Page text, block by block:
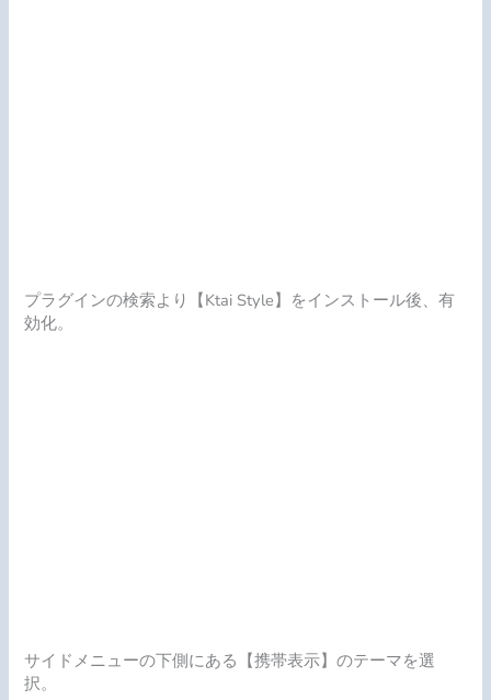
プラグインの検索より【Ktai Style】をインストール後、有
効化。
サイドメニューの下側にある【携帯表示】のテーマを選
択。